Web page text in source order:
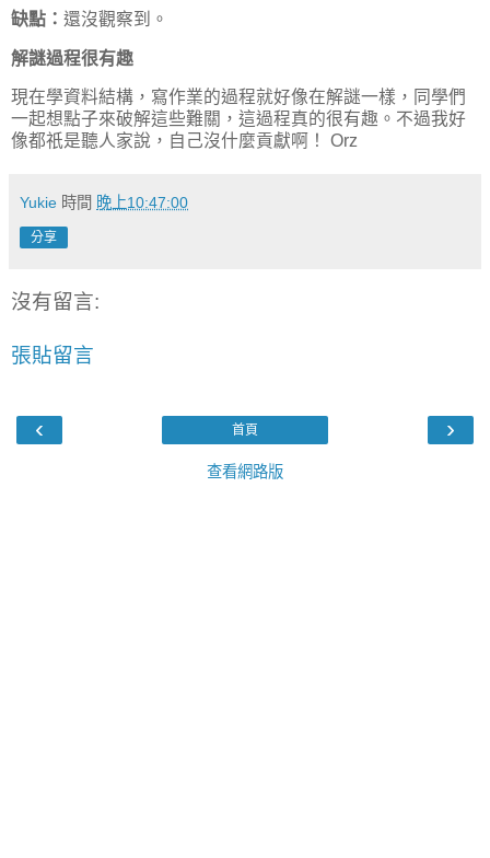
缺點： 還沒觀察到。
解謎過程很有趣
現在學資料結構，寫作業的過程就好像在解謎一樣，同學們
一起想點子來破解這些難關，這過程真的很有趣。不過我好
像都祇是聽人家說，自己沒什麼貢獻啊！ Orz
Yukie 時間 晚上10:47:00
分享
沒有留言:
張貼留言
‹ ›
首頁
查看網路版